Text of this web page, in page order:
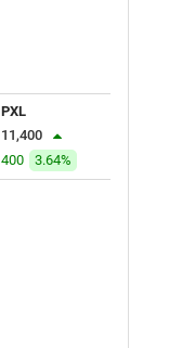
PXL
11,400
400
3.64%